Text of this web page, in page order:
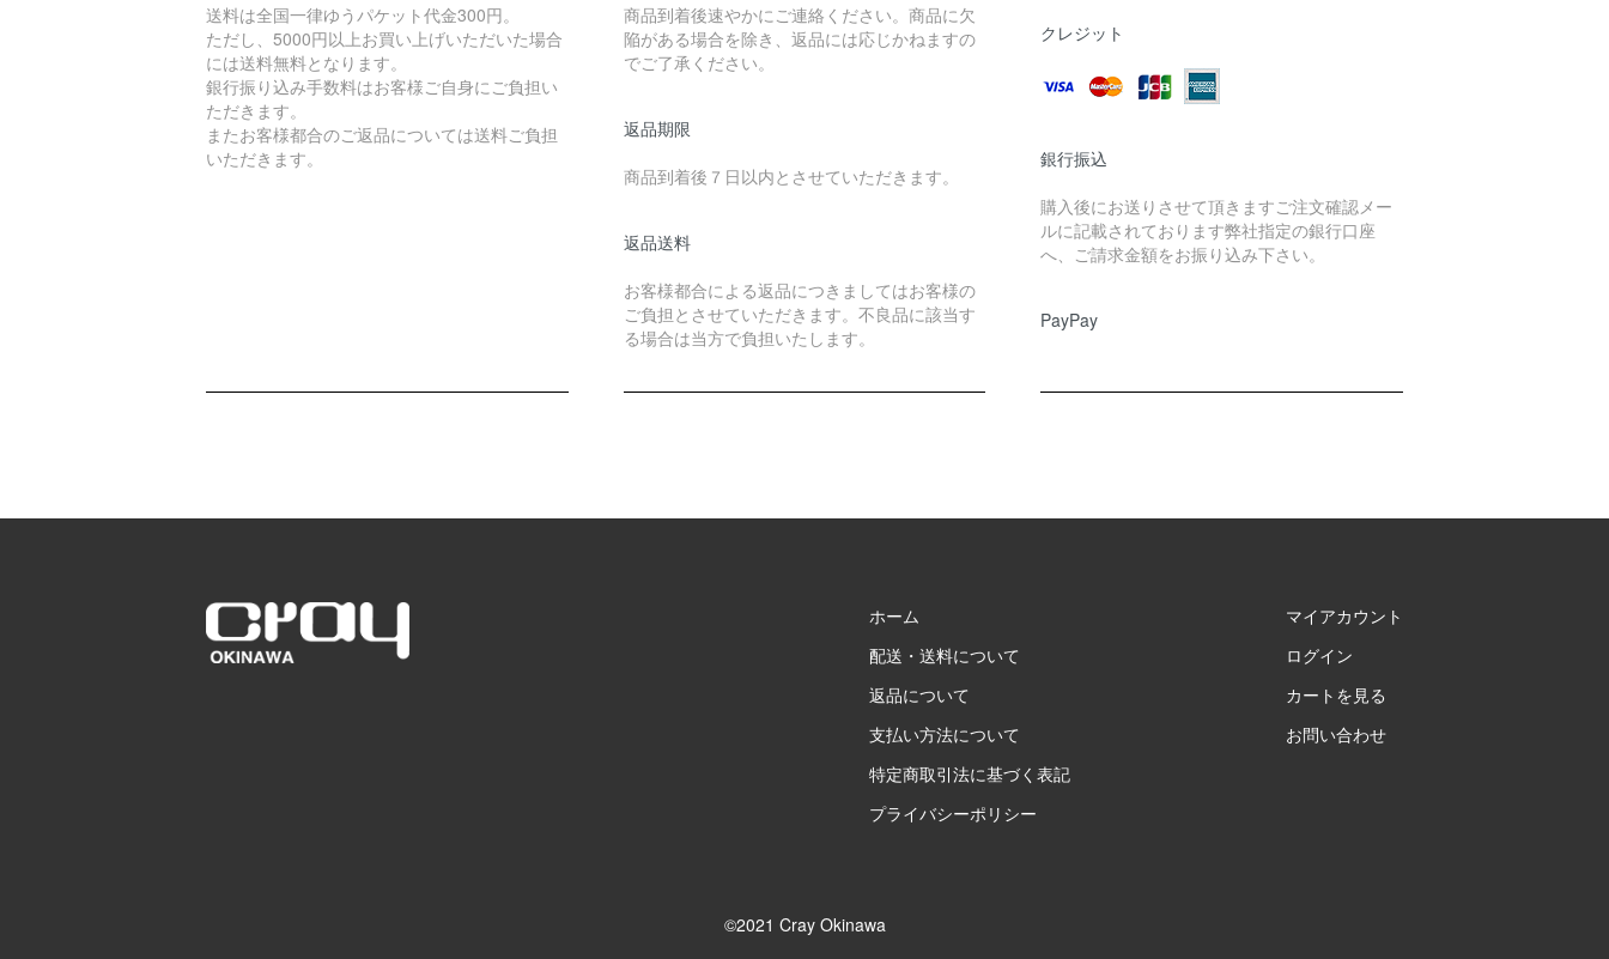
送料は全国一律ゆうパケット代金300円。
ただし、5000円以上お買い上げいただいた場合
には送料無料となります。
銀行振り込み手数料はお客様ご自身にご負担い
ただきます。
またお客様都合のご返品については送料ご負担
いただきます。
商品到着後速やかにご連絡ください。商品に欠
陥がある場合を除き、返品には応じかねますの
でご了承ください。
返品期限
商品到着後７日以内とさせていただきます。
返品送料
お客様都合による返品につきましてはお客様の
ご負担とさせていただきます。不良品に該当す
る場合は当方で負担いたします。
クレジット
銀行振込
購入後にお送りさせて頂きますご注文確認メー
ルに記載されております弊社指定の銀行口座
へ、ご請求金額をお振り込み下さい。
PayPay
ホーム
配送・送料について
返品について
支払い方法について
特定商取引法に基づく表記
プライバシーポリシー
マイアカウント
ログイン
カートを見る
お問い合わせ
©2021 Cray Okinawa